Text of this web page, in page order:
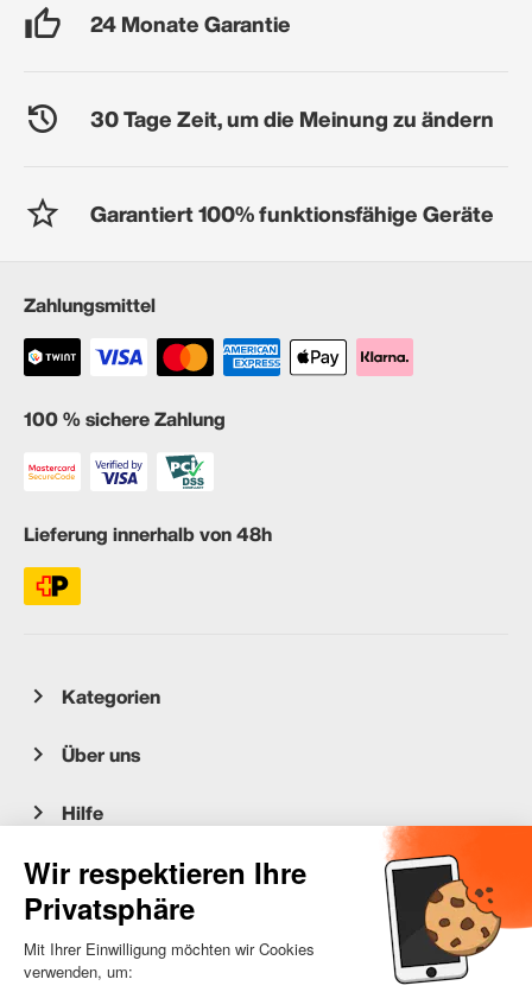
24 Monate Garantie
30 Tage Zeit, um die Meinung zu ändern
Garantiert 100% funktionsfähige Geräte
Zahlungsmittel
100 % sichere Zahlung
Lieferung innerhalb von 48h
Kategorien
Über uns
Hilfe
Kundenservice
occasion.migros.mobile@recommerce.com
Montag-Freitag 08:00-17:00